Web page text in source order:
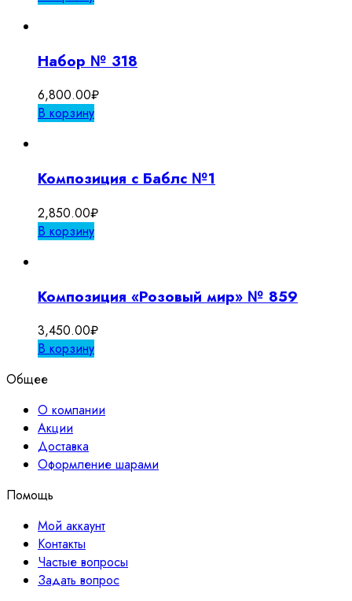
Набор № 318
6,800.00₽
В корзину
Композиция с Баблс №1
2,850.00₽
В корзину
Композиция «Розовый мир» № 859
3,450.00₽
В корзину
Общее
О компании
Акции
Доставка
Оформление шарами
Помощь
Мой аккаунт
Контакты
Частые вопросы
Задать вопрос